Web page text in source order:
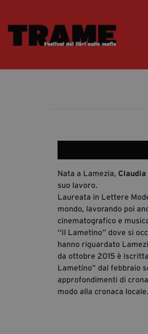
Nata a Lamezia,
suo lavoro.
Laureata in Lettere
mondo, lavorando poi
cinematografico e
“Il Lametino” dove si
hanno riguardato
da ottobre 2015 è
Lametino” dal febbraio
approfondimenti di
modo alla cronaca locale.